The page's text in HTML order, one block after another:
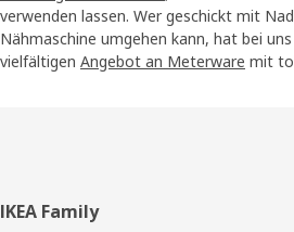
verwenden lassen. Wer geschickt mit
Nähmaschine umgehen kann, hat bei
vielfältigen Angebot an Meterware mit
Fußzeile
IKEA Family